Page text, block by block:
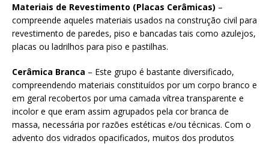
Materiais de Revestimento (Placas Cerâmicas) –
compreende aqueles materiais usados na construção civil para
revestimento de paredes, piso e bancadas tais como azulejos,
placas ou ladrilhos para piso e pastilhas.
Cerâmica Branca – Este grupo é bastante diversificado,
compreendendo materiais constituídos por um corpo branco e
em geral recobertos por uma camada vítrea transparente e
incolor e que eram assim agrupados pela cor branca de
massa, necessária por razões estéticas e/ou técnicas. Com o
advento dos vidrados opacificados, muitos dos produtos